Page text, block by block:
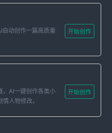
。
公用品的采购与管理、来访
。通过这些工作，保证了
力，我在以下几个方面取得
动创作一篇高质量
开始创作
，AI一键创作各类小
人物修改。
开始创作